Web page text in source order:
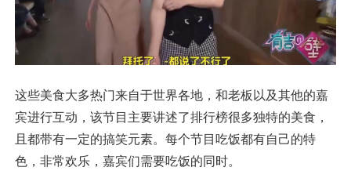
这些美食大多热门来自于世界各地，和老板以及其他的嘉
宾进行互动，该节目主要讲述了排行榜很多独特的美食，
且都带有一定的搞笑元素。每个节目吃饭都有自己的特
色，非常欢乐，嘉宾们需要吃饭的同时。